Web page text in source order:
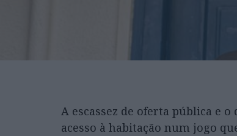
A escassez de oferta pública e
acesso à habitação num jogo